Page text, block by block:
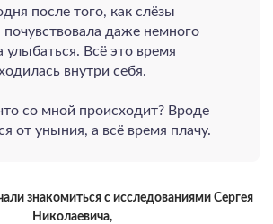
после того, как слёзы
почувствовала даже немного
улыбаться. Всё это время
внутри себя.
со мной происходит? Вроде
от уныния, а всё время плачу.
знакомиться с исследованиями Сергея
Николаевича,